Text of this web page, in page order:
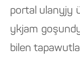
portal ulanyjy
ykjam
bilen